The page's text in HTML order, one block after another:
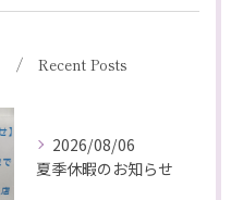
Recent Posts
2026/08/06
夏季休暇のお知らせ